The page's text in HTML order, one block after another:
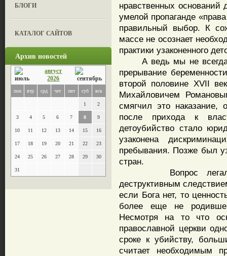
БЛОГИ
КАТАЛОГ САЙТОВ
Архив новостей
август
2026
пон втр срд чет пят суб вск
1 2
3 4 5 6 7 8 9
10 11 12 13 14 15 16
17 18 19 20 21 22 23
24 25 26 27 28 29 30
31
нравственных
умелой пропаганде
правильный выбор. К
массе не осознает
практики узаконенного
А ведь мы не всегда
прерывание
второй половине XVII
Михайловичем
смягчил это наказание,
после прихода к
детоубийство стало
узаконена
пребывания. Позже был
стран.
Вопрос
деструктивным
если Бога нет, то
более еще не
Несмотря на то что
православной церкви
сроке к убийству,
считает необходимым